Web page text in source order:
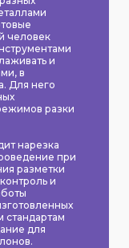
человек
и
в
Для него
разки
нарезка
при
разметки
и
стандартам
для